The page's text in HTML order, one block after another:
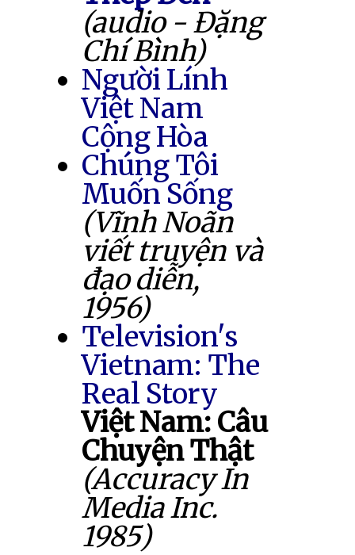
(audio - Đặng
Chí Bình)
Người Lính
Việt Nam
Cộng Hòa
Chúng Tôi
Muốn Sống
(Vĩnh Noãn
viết truyện và
đạo diễn,
1956)
Television's
Vietnam: The
Real Story
Việt Nam: Câu
Chuyện Thật
(Accuracy In
Media Inc.
1985)